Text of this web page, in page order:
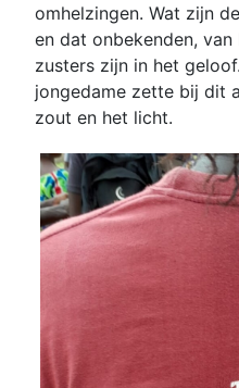
omhelzingen. Wat zijn
en dat onbekenden,
zusters zijn in het
jongedame zette bij dit
zout en het licht.